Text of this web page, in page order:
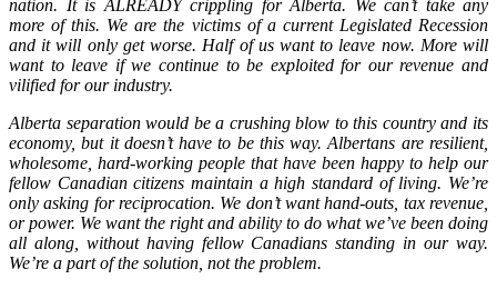
nation. It is ALREADY crippling for Alberta. We can’t take any
more of this. We are the victims of a current Legislated Recession
and it will only get worse. Half of us want to leave now. More will
want to leave if we continue to be exploited for our revenue and
vilified for our industry.
Alberta separation would be a crushing blow to this country and its
economy, but it doesn’t have to be this way. Albertans are resilient,
wholesome, hard-working people that have been happy to help our
fellow Canadian citizens maintain a high standard of living. We’re
only asking for reciprocation. We don’t want hand-outs, tax revenue,
or power. We want the right and ability to do what we’ve been doing
all along, without having fellow Canadians standing in our way.
We’re a part of the solution, not the problem.